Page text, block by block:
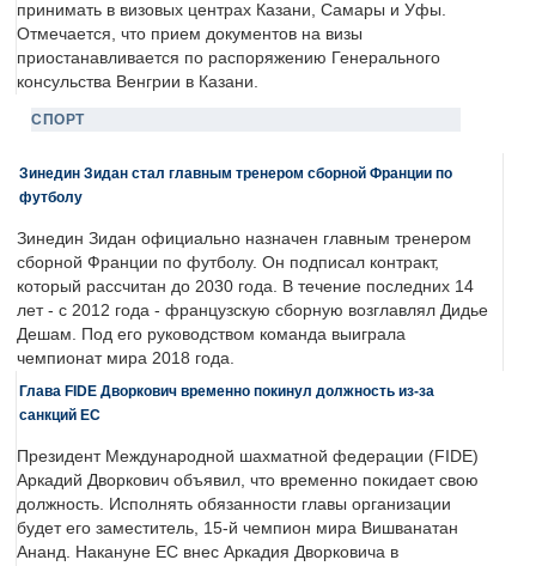
принимать в визовых центрах Казани, Самары и Уфы.
Отмечается, что прием документов на визы
приостанавливается по распоряжению Генерального
консульства Венгрии в Казани.
СПОРТ
Зинедин Зидан стал главным тренером сборной Франции по
футболу
Зинедин Зидан официально назначен главным тренером
сборной Франции по футболу. Он подписал контракт,
который рассчитан до 2030 года. В течение последних 14
лет - с 2012 года - французскую сборную возглавлял Дидье
Дешам. Под его руководством команда выиграла
чемпионат мира 2018 года.
Глава FIDE Дворкович временно покинул должность из-за
санкций ЕС
Президент Международной шахматной федерации (FIDE)
Аркадий Дворкович объявил, что временно покидает свою
должность. Исполнять обязанности главы организации
будет его заместитель, 15-й чемпион мира Вишванатан
Ананд. Накануне ЕС внес Аркадия Дворковича в